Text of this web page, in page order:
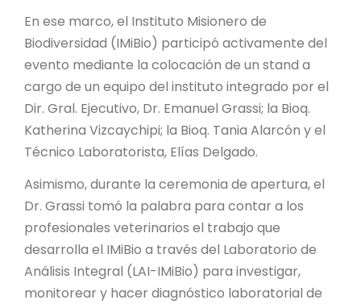
En ese marco, el Instituto Misionero de
Biodiversidad (IMiBio) participó activamente del
evento mediante la colocación de un stand a
cargo de un equipo del instituto integrado por el
Dir. Gral. Ejecutivo, Dr. Emanuel Grassi; la Bioq.
Katherina Vizcaychipi; la Bioq. Tania Alarcón y el
Técnico Laboratorista, Elías Delgado.
Asimismo, durante la ceremonia de apertura, el
Dr. Grassi tomó la palabra para contar a los
profesionales veterinarios el trabajo que
desarrolla el IMiBio a través del Laboratorio de
Análisis Integral (LAI-IMiBio) para investigar,
monitorear y hacer diagnóstico laboratorial de